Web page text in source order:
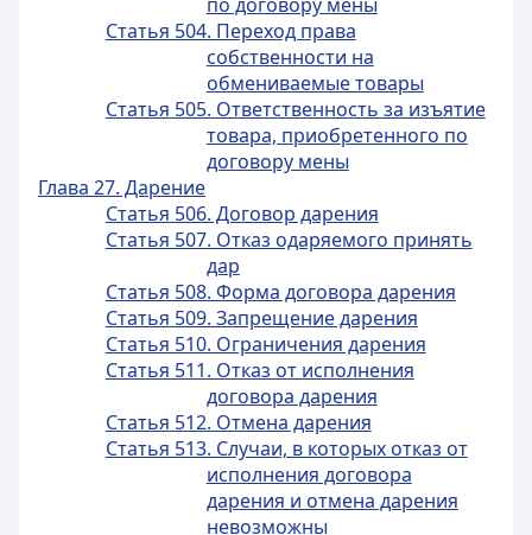
Статья 504. Переход права
собственности на
обмениваемые товары
Статья 505. Ответственность за изъятие
товара, приобретенного по
договору мены
Глава 27. Дарение
Статья 506. Договор дарения
Статья 507. Отказ одаряемого принять
дар
Статья 508. Форма договора дарения
Статья 509. Запрещение дарения
Статья 510. Ограничения дарения
Статья 511. Отказ от исполнения
договора дарения
Статья 512. Отмена дарения
Статья 513. Случаи, в которых отказ от
исполнения договора
дарения и отмена дарения
невозможны